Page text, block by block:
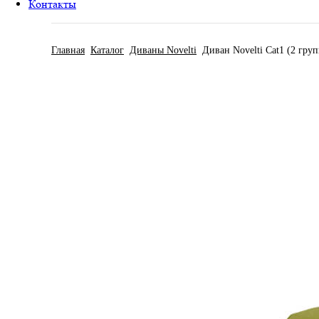
Контакты
Главная Каталог Диваны Novelti Диван Novelti Cat1 (2